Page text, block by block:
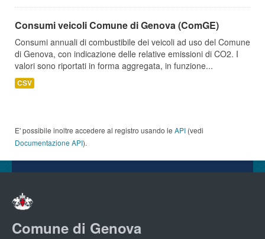
Consumi veicoli Comune di Genova (ComGE)
Consumi annuali di combustibile dei veicoli ad uso del Comune
di Genova, con indicazione delle relative emissioni di CO2. I
valori sono riportati in forma aggregata, in funzione...
CSV
E' possibile inoltre accedere al registro usando le API (vedi
Documentazione API).
Comune di Genova